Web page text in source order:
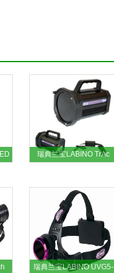
瑞典兰宝LABINO TrAc
MPXL
瑞典兰宝LABINO UVG5-